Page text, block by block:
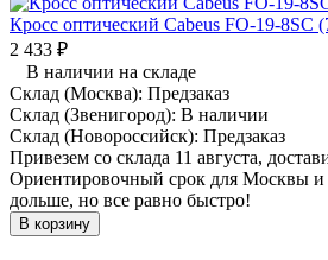
Кросс оптический Cabeus FO-19-8SC
2 433 ₽
В наличии на складе
Склад (Москва): Предзаказ
Склад (Звенигород): В наличии
Склад (Новороссийск): Предзаказ
Привезем со склада 11 августа,
Ориентировочный срок для Москвы
дольше, но все равно быстро!
В корзину